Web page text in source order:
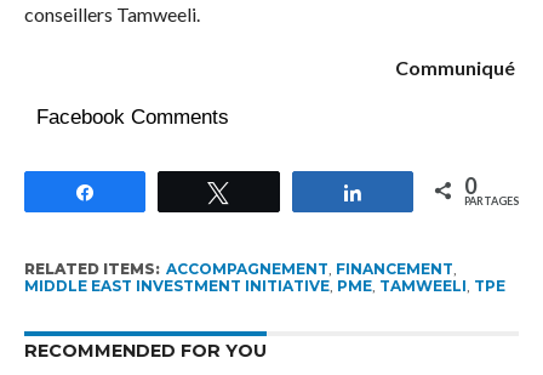
conseillers Tamweeli.
Communiqué
Facebook Comments
Partagez 0
PARTAGES
RELATED ITEMS: ACCOMPAGNEMENT FINANCEMENT
MIDDLE EAST INVESTMENT INITIATIVE, PME, TAMWEELI TPE
RECOMMENDED FOR YOU